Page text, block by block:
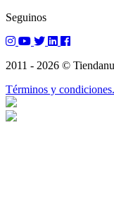
Seguinos
2011 - 2026 ©
Términos y condiciones.